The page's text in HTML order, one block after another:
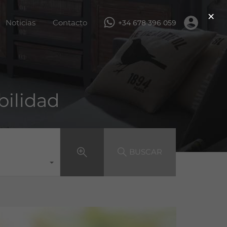
Servicios Obra nueva Noticias Contacto
Noticias Contacto +34 678 396 059
BUSCAR
×